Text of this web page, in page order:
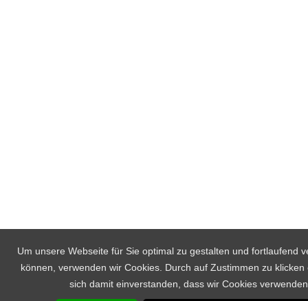
Um unsere Webseite für Sie optimal zu gestalten und fortlaufend
können, verwenden wir Cookies. Durch auf Zustimmen zu klicken
sich damit einverstanden, dass wir Cookies